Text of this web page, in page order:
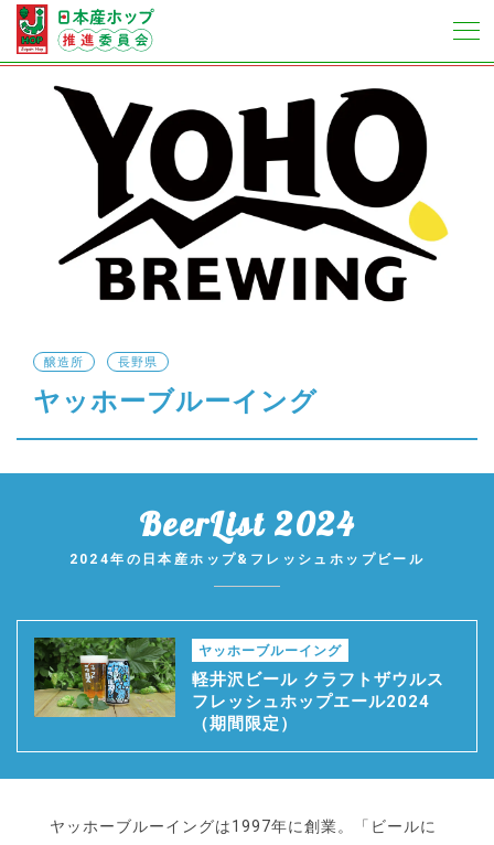
醸造所 長野県
ヤッホーブルーイング
BeerList 2024
2024年の日本産ホップ&フレッシュホップビール
ヤッホーブルーイング
軽井沢ビール クラフトザウルス
フレッシュホップエール2024
（期間限定）
ヤッホーブルーイングは1997年に創業。「ビールに